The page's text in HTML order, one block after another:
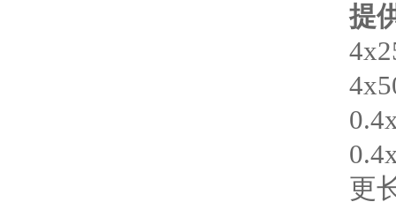
提
更